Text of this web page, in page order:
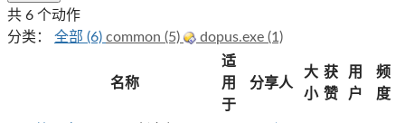
共 6 个动作
分类：
全部 (6) common (5) dopus.exe (1)
名称
适
用
于
分享人
大
小
获
赞
用
户
频
度